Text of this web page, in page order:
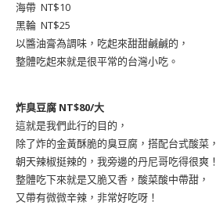
海帶 NT$10
黑輪 NT$25
以醬油膏為調味，吃起來甜甜鹹鹹的，
整體吃起來就是很平常的台灣小吃。
炸臭豆腐 NT$80/大
這就是我們此行的目的，
除了炸的金黃酥脆的臭豆腐，搭配台式酸菜，
朝天辣椒挺辣的，我旁邊的丹尼哥吃得很爽！
整體吃下來就是又脆又香，酸菜酸中帶甜，
又帶有微微辛辣，非常好吃呀！